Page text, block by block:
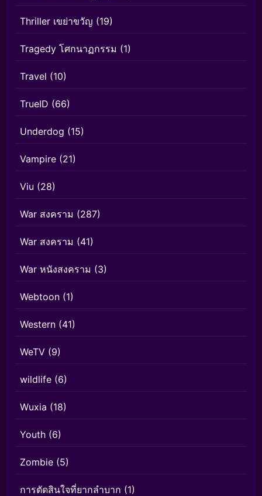
Thriller เขย่าขวัญ (19)
Tragedy โศกนาฏกรรม (1)
Travel (10)
TrueID (66)
Underdog (15)
Vampire (21)
Viu (28)
War สงคราม (287)
War สงคราม (41)
War หนังสงคราม (3)
Webtoon (1)
Western (41)
WeTV (9)
wildlife (6)
Wuxia (18)
Youth (6)
Zombie (5)
การตัดสินใจที่ยากลำบาก (1)